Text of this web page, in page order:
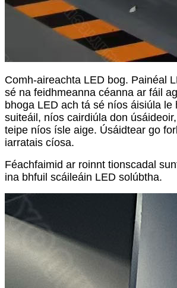
Comh-aireachta LED bog. Painéal
sé na feidhmeanna céanna ar fáil
bhoga LED ach tá sé níos áisiúla le
suiteáil, níos cairdiúla don
teipe níos ísle aige. Úsáidtear go
iarratais cíosa.
Féachfaimid ar roinnt tionscadal
ina bhfuil scáileáin LED solúbtha.